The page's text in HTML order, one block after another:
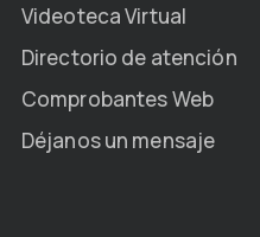
Videoteca Virtual
Directorio de atención
Comprobantes Web
Déjanos un mensaje